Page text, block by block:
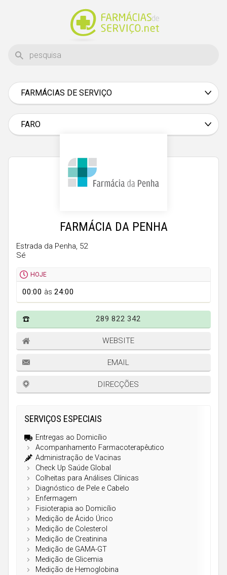
FARMÁCIAS DE SERVIÇO
Braga
Bragança
Guarda
Lisboa
Portalegre
Porto
Santarém
Viana do Castelo
Vila Real
Madeira
Açores
FARO
FARMÁCIA DA PENHA
Estrada da Penha, 52
Sé
HOJE
00:00 às 24:00
289 822 342
WEBSITE
EMAIL
DIRECÇÕES
SERVIÇOS ESPECIAIS
Entregas ao Domicílio
Acompanhamento Farmacoterapêutico
Administração de Vacinas
Check Up Saúde Global
Colheitas para Análises Clínicas
Diagnóstico de Pele e Cabelo
Enfermagem
Fisioterapia ao Domicílio
Medição de Ácido Úrico
Medição de Colesterol
Medição de Creatinina
Medição de GAMA-GT
Medição de Glicemia
Medição de Hemoglobina